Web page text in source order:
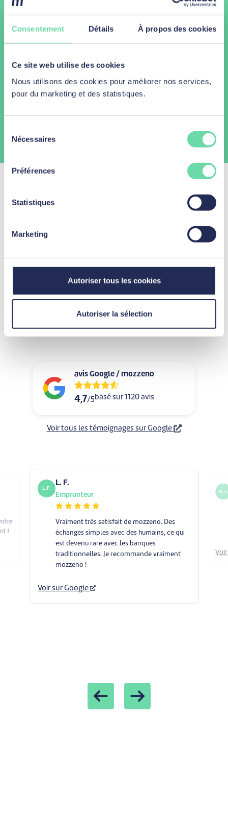
Consentement Détails À propos des cookies
Ce site web utilise des cookies
Nous utilisons des cookies pour améliorer nos services,
pour du marketing et des statistiques.
Nécessaires
Préférences
Statistiques
Marketing
Autoriser tous les cookies
Autoriser la sélection
4
Nous approuvons votre dossier,
l'argent.
Plus de détails
Témoignages
Déjà plus de40400
clients satisfaits.
avis Google / mozzeno
4,7/5basé sur 1120 avis
Voir tous les témoignages sur Google
!
L. F.
L. F.
Emprunteur
Vraiment très satisfait de mozzeno. Des
échanges simples avec des humains, ce qui
est devenu rare avec les banques
traditionnelles. Je recommande vraiment
mozzeno !
Voir sur Google
M. C.